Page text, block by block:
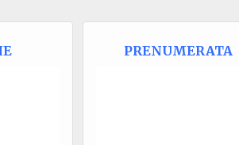
PRENUMERATA